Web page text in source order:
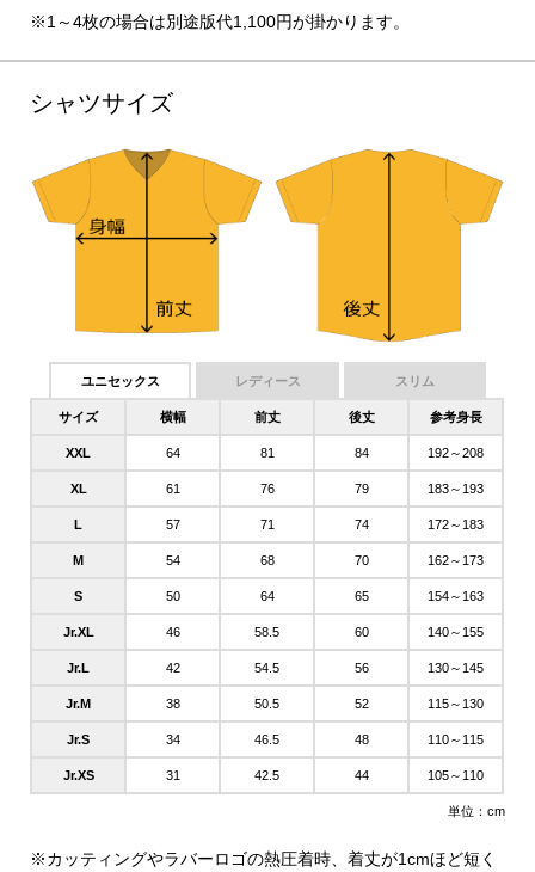
※1～4枚の場合は別途版代1,100円が掛かります。
シャツサイズ
ユニセックス レディース スリム
サイズ 横幅 前丈 後丈 参考身長
XXL 64 81 84 192～208
XL 61 76 79 183～193
L 57 71 74 172～183
M 54 68 70 162～173
S 50 64 65 154～163
Jr.XL 46 58.5 60 140～155
Jr.L 42 54.5 56 130～145
Jr.M 38 50.5 52 115～130
Jr.S 34 46.5 48 110～115
Jr.XS 31 42.5 44 105～110
単位：cm
※カッティングやラバーロゴの熱圧着時、着丈が1cmほど短く